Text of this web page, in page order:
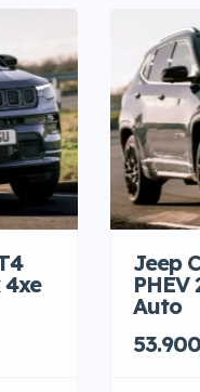
4xe
Jeep
Auto